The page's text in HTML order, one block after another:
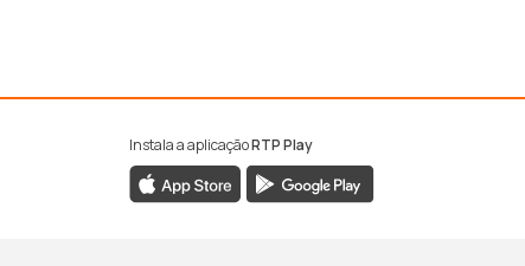
Instala a aplicaçãoRTP Play